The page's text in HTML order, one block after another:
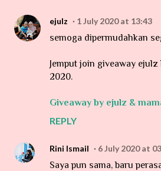
ejulz 1 July 2020 at 13:43
semoga dipermudahkan
Jemput join giveaway ejulz
2020.
Giveaway by ejulz &
REPLY
Rini Ismail 6 July 2020 at
Saya pun sama, baru